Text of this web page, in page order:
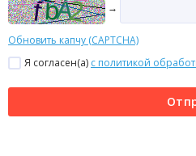
→
Обновить капчу (CAPTCHA)
Я согласен(a) с политикой